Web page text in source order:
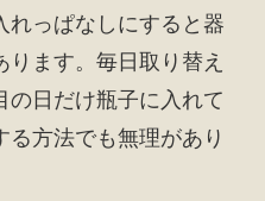
れっぱなしにすると器
ます。毎日取り替え
の日だけ瓶子に入れて
方法でも無理があり